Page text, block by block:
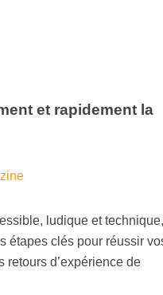
et rapidement la
ludique et
étapes clés pour réussir
retours d’expérience de